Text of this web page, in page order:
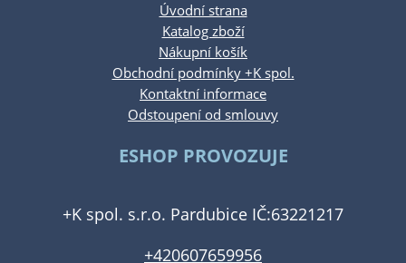
Úvodní strana
Katalog zboží
Nákupní košík
Obchodní podmínky +K spol.
Kontaktní informace
Odstoupení od smlouvy
ESHOP PROVOZUJE
+K spol. s.r.o. Pardubice IČ:63221217
+420607659956